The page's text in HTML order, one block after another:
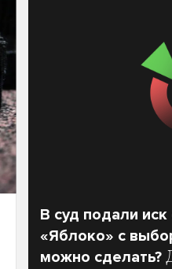
В суд подали
«Яблоко» с
можно сделать?